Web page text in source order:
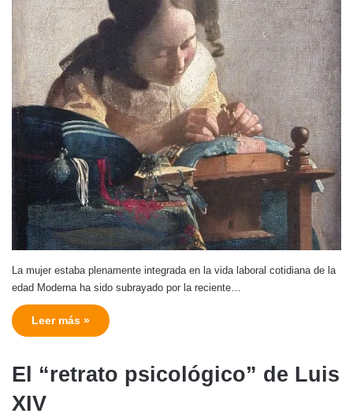
La mujer estaba plenamente integrada en la vida laboral cotidiana de la
edad Moderna ha sido subrayado por la reciente…
Leer más »
El “retrato psicológico” de Luis
XIV